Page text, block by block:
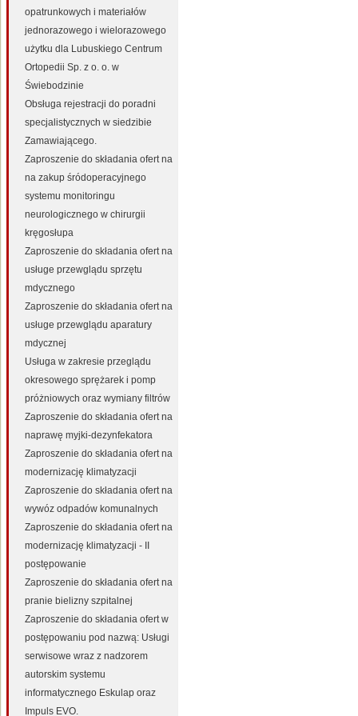
opatrunkowych i materiałów
jednorazowego i wielorazowego
użytku dla Lubuskiego Centrum
Ortopedii Sp. z o. o. w
Świebodzinie
Obsługa rejestracji do poradni
specjalistycznych w siedzibie
Zamawiającego.
Zaproszenie do składania ofert na
na zakup śródoperacyjnego
systemu monitoringu
neurologicznego w chirurgii
kręgosłupa
Zaproszenie do składania ofert na
usługe przewglądu sprzętu
mdycznego
Zaproszenie do składania ofert na
usługe przewglądu aparatury
mdycznej
Usługa w zakresie przeglądu
okresowego sprężarek i pomp
próżniowych oraz wymiany filtrów
Zaproszenie do składania ofert na
naprawę myjki-dezynfekatora
Zaproszenie do składania ofert na
modernizację klimatyzacji
Zaproszenie do składania ofert na
wywóz odpadów komunalnych
Zaproszenie do składania ofert na
modernizację klimatyzacji - II
postępowanie
Zaproszenie do składania ofert na
pranie bielizny szpitalnej
Zaproszenie do składania ofert w
postępowaniu pod nazwą: Usługi
serwisowe wraz z nadzorem
autorskim systemu
informatycznego Eskulap oraz
Impuls EVO.